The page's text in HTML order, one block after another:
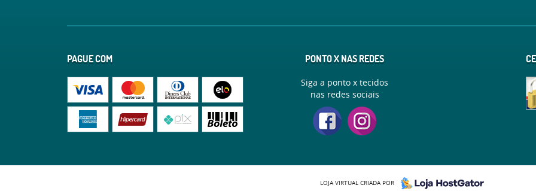
PAGUE COM PONTO X NAS REDES
Siga a ponto x tecidos
nas redes sociais
LOJA VIRTUAL CRIADA POR